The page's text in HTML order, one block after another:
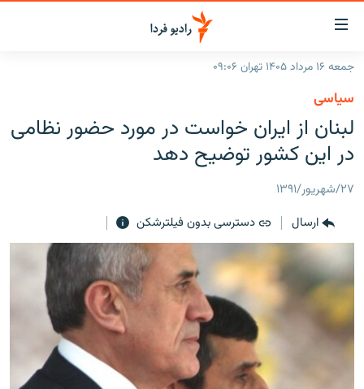
لینک‌های
قابلیت
دسترسی
بازگشت
منوی
اصلی
رفتن
صفحه
جستجو
ایران
جهان
برنامه‌های رادیویی
فرکانس‌ها
پادکست
چندرسانه‌ای
گزارش‌های تصویری
گزارش‌های ویدئویی
زنان فردا
English
به ما بپیوندید
جمعه ۱۶ مرداد ۱۴۰۵ تهران ۰۹:۰۶
سیاسی
لبنان از ایران خواست در مورد حضور نظامی
در این کشور توضیح دهد
۲۷/شهریور/۱۳۹۱
ارسال
دسترسی بدون فیلترشکن